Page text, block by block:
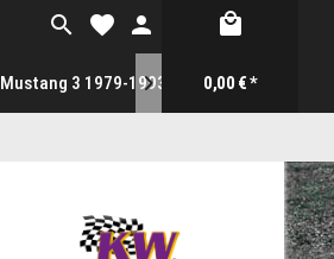
0,00 € *
Mustang 3 1979-1993 Gutscheine
